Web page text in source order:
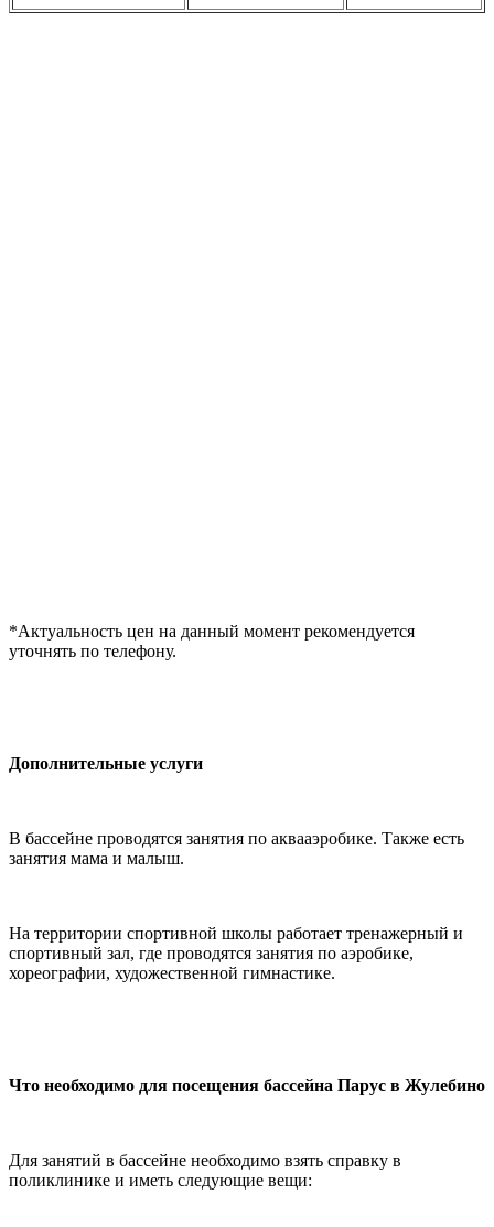
*Актуальность цен на данный момент рекомендуется
уточнять по телефону.
Дополнительные услуги
В бассейне проводятся занятия по аквааэробике. Также есть
занятия мама и малыш.
На территории спортивной школы работает тренажерный и
спортивный зал, где проводятся занятия по аэробике,
хореографии, художественной гимнастике.
Что необходимо для посещения бассейна Парус в Жулебино
Для занятий в бассейне необходимо взять справку в
поликлинике и иметь следующие вещи: